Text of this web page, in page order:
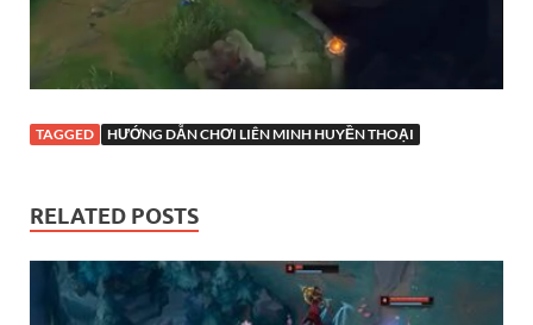
TAGGED HƯỚNG DẪN CHƠI LIÊN MINH HUYỀN THOẠI
RELATED POSTS